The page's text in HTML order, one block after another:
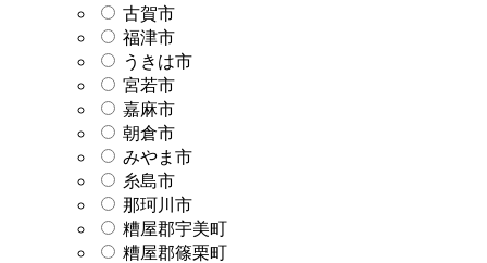
古賀市
福津市
うきは市
宮若市
嘉麻市
朝倉市
みやま市
糸島市
那珂川市
糟屋郡宇美町
糟屋郡篠栗町